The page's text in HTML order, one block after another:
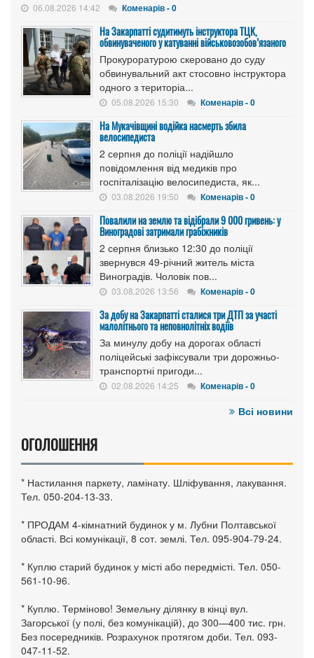
06.08.2026 14:42 Коменарів - 0
На Закарпатті судитимуть інструктора ТЦК,
обвинуваченого у катуванні військовозобов’язаного
Прокуроратурою скеровано до суду
обвинувальний акт стосовно інструктора
одного з територіа...
05.08.2026 15:30 Коменарів - 0
На Мукачівщині водійка насмерть збила
велосипедиста
2 серпня до поліції надійшло
повідомлення від медиків про
госпіталізацію велосипедиста, як...
03.08.2026 19:50 Коменарів - 0
Повалили на землю та відібрали 9 000 гривень: у
Виноградові затримали грабіжників
2 серпня близько 12:30 до поліції
звернувся 49-річний житель міста
Виноградів. Чоловік пов...
03.08.2026 13:56 Коменарів - 0
За добу на Закарпатті сталися три ДТП за участі
малолітнього та неповнолітніх водіїв
За минулу добу на дорогах області
поліцейські зафіксували три дорожньо-
транспортні пригоди...
02.08.2026 14:25 Коменарів - 0
Всі новини
ОГОЛОШЕННЯ
* Настилання паркету, ламінату. Шліфування, лакування.
Тел. 050-204-13-33.
* ПРОДАМ 4-кімнатний будинок у м. Лубни Полтавської
області. Всі комунікації, 8 сот. землі. Тел. 095-904-79-24.
* Куплю старий будинок у місті або передмісті. Тел. 050-
561-10-96.
* Куплю. Терміново! Земельну ділянку в кінці вул.
Загорської (у полі, без комунікацій), до 300—400 тис. грн.
Без посередників. Розрахунок протягом доби. Тел. 093-
047-11-52.